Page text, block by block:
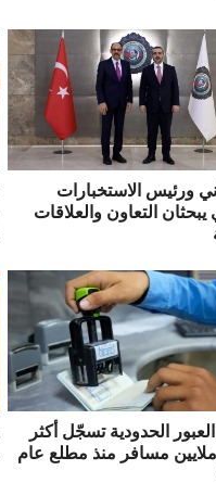
ورئيس الاستخبارات
يبحثان التعاون والعلاقات
الحدودية تسجّل أكثر
من 8 ملايين مسافر منذ مطلع عام